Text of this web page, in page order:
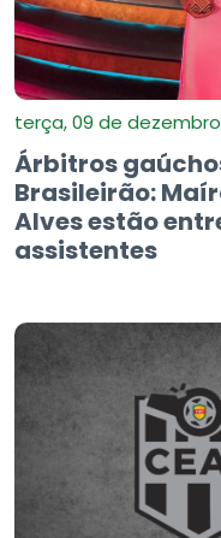
terça, 09 de
Árbitros
Brasileirão:
Alves estão
assistentes